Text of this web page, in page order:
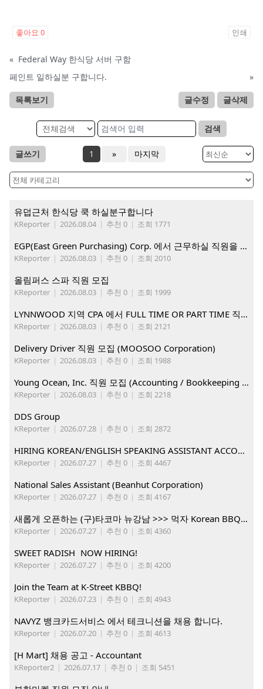
좋아요 0 인쇄
« Federal Way 한식당 서버 구함
페인트 일하실분 구합니다.
»
목록보기 글수정 글삭제
검색
글쓰기 1 » 마지막
유덥근처 한식당 쿡 하실분구합니다
KReporter | 2026.08.04 | 추천 0 | 조회 1771
EGP(East Green Purchasing) Corp. 에서 근무하실 직원을 아래와 같이 모집합니다.
KReporter | 2026.08.03 | 추천 0 | 조회 2010
올림퍼스 스파 직원 모집
KReporter | 2026.08.03 | 추천 0 | 조회 1999
LYNNWOOD 지역 CPA 에서 FULL TIME OR PART TIME 직원을 찾습니다
KReporter | 2026.08.03 | 추천 0 | 조회 2121
Delivery Driver 직원 모집 (MOOSOO Corporation)
KReporter | 2026.08.03 | 추천 0 | 조회 1988
Young Ocean, Inc. 직원 모집 (Accounting / Bookkeeping 분야)
KReporter | 2026.08.03 | 추천 0 | 조회 2218
DDS Group
KReporter | 2026.07.28 | 추천 0 | 조회 2872
HIRING KOREAN/ENGLISH SPEAKING ASSISTANT ACCOUNT MANAGER
KReporter | 2026.07.27 | 추천 0 | 조회 4467
National Sales Assistant (Beanhut Corporation)
KReporter | 2026.07.27 | 추천 0 | 조회 4167
새롭게 오픈하는 (구)타코마 뉴강남 >>> 먹자 Korean BBQ 구인중
KReporter | 2026.07.27 | 추천 0 | 조회 4360
SWEET RADISH NOW HIRING!
KReporter | 2026.07.27 | 추천 0 | 조회 4200
Join the Team at K-Street KBBQ!
KReporter | 2026.07.23 | 추천 0 | 조회 4943
NAVYZ 뱅크카드서비스 에서 테크니션을 채용 합니다.
KReporter | 2026.07.20 | 추천 0 | 조회 4613
[H Mart] 채용 공고 - Accountant
KReporter2 | 2026.07.17 | 추천 0 | 조회 5451